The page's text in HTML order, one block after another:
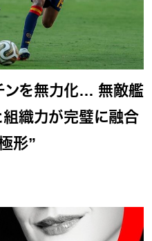
ンを無力化… 無敵艦
組織力が完璧に融合
形”